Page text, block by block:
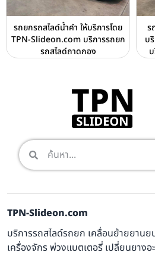
รถยกรถสไลด์น้ำคำ ให้บริการโดย
TPN-Slideon.com บริการรถยก
รถสไลด์ถาดกอง
ร
บ
TPN-Slideon.com
บริการรถสไลด์รถยก เคลื่อนย้ายยาน
เครื่องจักร พ่วงแบตเตอรี่ เปลี่ยนยางอ